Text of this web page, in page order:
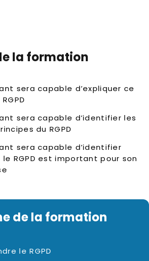
la formation
sera capable d’expliquer ce
sera capable d’identifier les
du RGPD
sera capable d’identifier
le RGPD est important pour son
de la formation
le RGPD